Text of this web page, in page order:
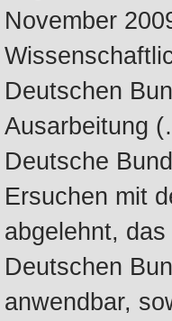
November
Deutschen
Ausarbeitung
Deutsche
Ersuchen mit
abgelehnt,
Deutschen
anwendbar,